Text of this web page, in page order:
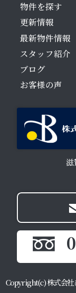
物件を探す
更新情報
最新物件情報
スタッフ紹介
ブログ
お客様の声
滋
Copyright(c) 株式会社